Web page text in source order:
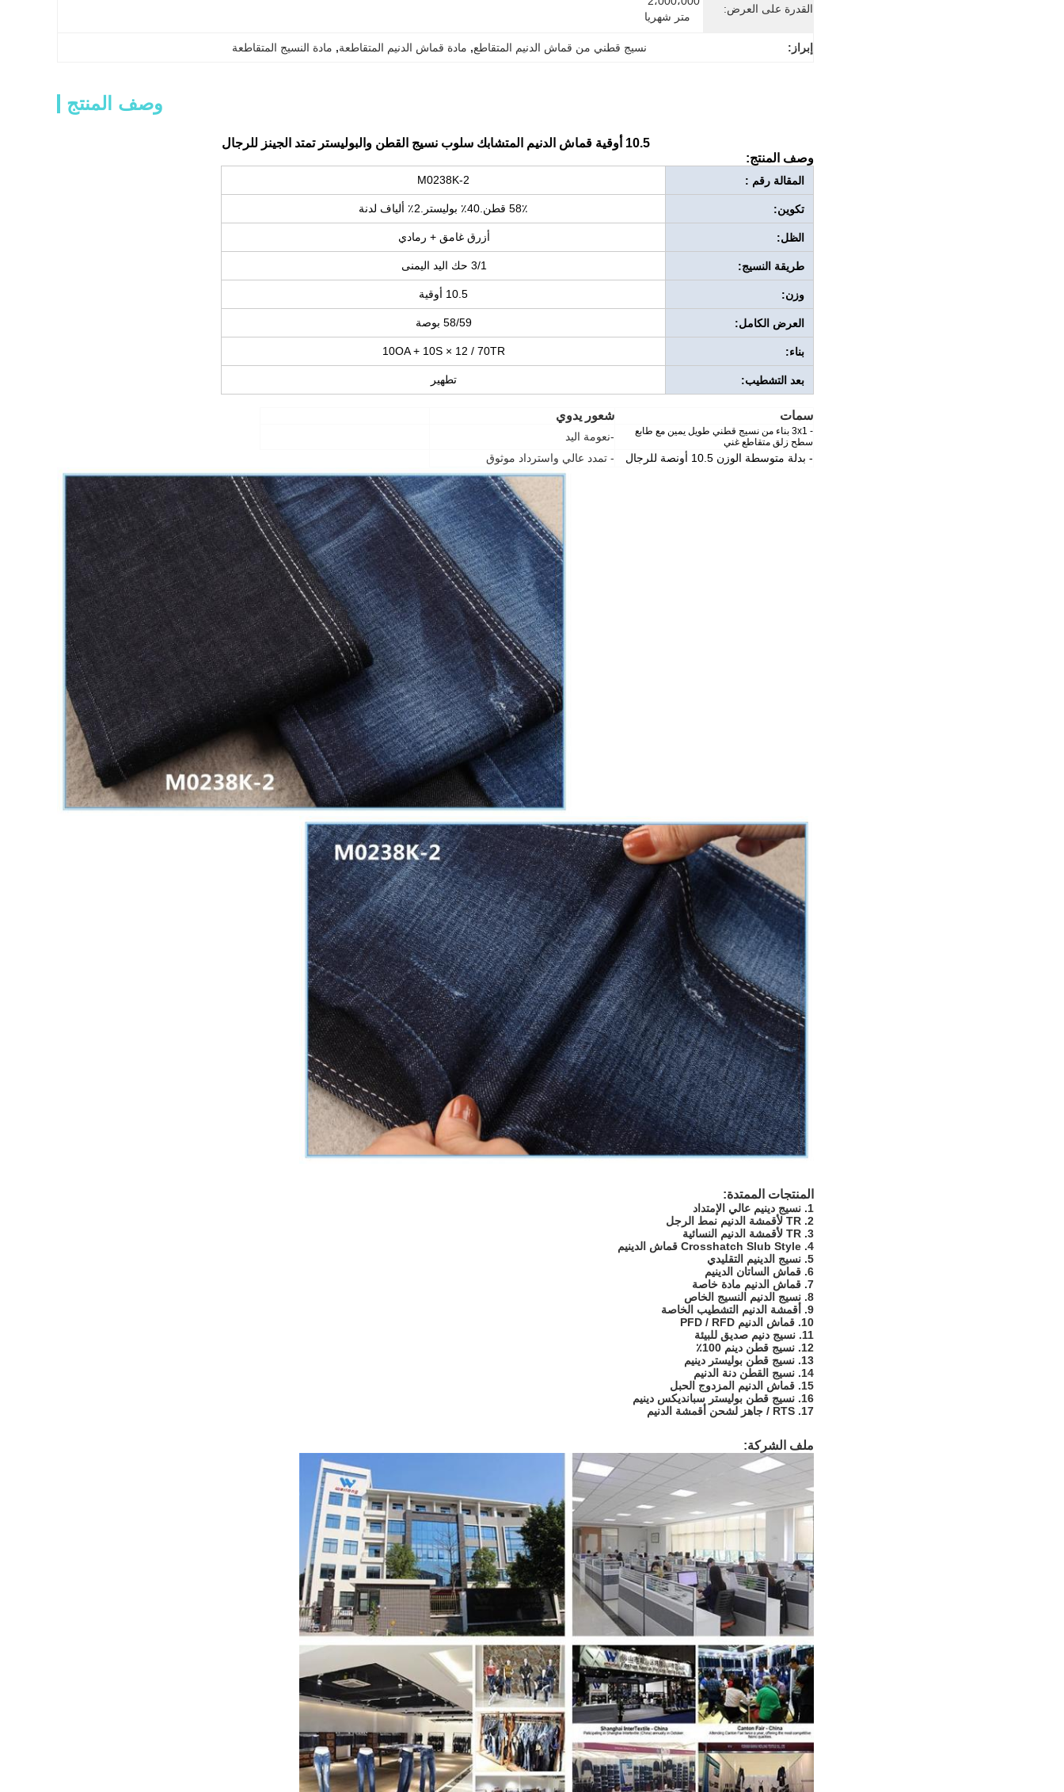
القدرة على العرض:
متر شهريا
إبراز: نسيج قطني من قماش الدنيم المتقاطع, مادة قماش الدنيم المتقاطعة, مادة النسيج المتقاطعة
وصف المنتج
10.5 أوقية قماش الدنيم المتشابك سلوب نسيج القطن والبوليستر تمتد الجينز للرجال
وصف المنتج:
المقالة رقم : M0238K-2
تكوين: 58٪ قطن.40٪ بوليستر.2٪ ألياف لدنة
الظل: أزرق غامق + رمادي
طريقة النسيج: 3/1 حك اليد اليمنى
وزن: 10.5 أوقية
العرض الكامل: 58/59 بوصة
بناء: 10OA + 10S × 12 / 70TR
بعد التشطيب: تطهير
سمات شعور يدوي
- 3x1 بناء من نسيج قطني طويل يمين مع طابع
سطح زلق متقاطع غني
-نعومة اليد
- بدلة متوسطة الوزن 10.5 أونصة للرجال
- تمدد عالي واسترداد موثوق
المنتجات الممتدة:
1. نسيج دينيم عالي الإمتداد
2. TR لأقمشة الدنيم نمط الرجل
3. TR لأقمشة الدنيم النسائية
4. Crosshatch Slub Style قماش الدينيم
5. نسيج الدينيم التقليدي
6. قماش الساتان الدينيم
7. قماش الدنيم مادة خاصة
8. نسيج الدنيم النسيج الخاص
9. أقمشة الدنيم التشطيب الخاصة
10. قماش الدنيم PFD / RFD
11. نسيج دنيم صديق للبيئة
12. نسيج قطن دينم 100٪
13. نسيج قطن بوليستر دينيم
14. نسيج القطن دنة الدنيم
15. قماش الدنيم المزدوج الحبل
16. نسيج قطن بوليستر سبانديكس دينيم
17. RTS / جاهز لشحن أقمشة الدنيم
ملف الشركة: